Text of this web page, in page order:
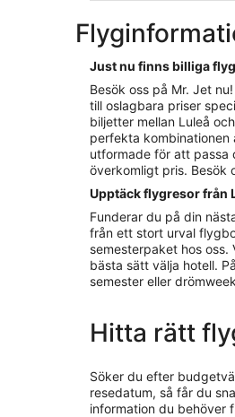
Just nu finns billiga
Besök oss på Mr. Jet
till oslagbara priser
biljetter mellan Luleå
perfekta kombinationen
utformade för att passa
överkomligt pris. Besök
Upptäck flygresor från
Funderar du på din
från ett stort urval
semesterpaket hos
bästa sätt välja hotell.
semester eller
Hitta rätt
Söker du efter
resedatum, så får du
information du behöver